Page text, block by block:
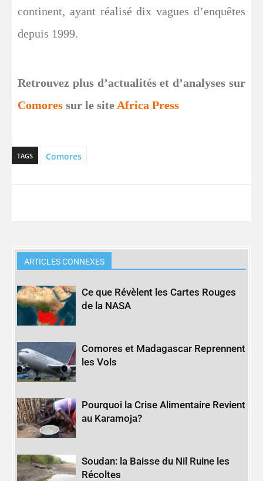
continent, ayant réalisé dix vagues d’enquêtes
depuis 1999.
Retrouvez plus d’actualités et d’analyses sur
Comores sur le siteAfrica Press
TAGS Comores
ARTICLES CONNEXES
Ce que Révèlent les Cartes Rouges
de la NASA
Comores et Madagascar Reprennent
les Vols
Pourquoi la Crise Alimentaire Revient
au Karamoja?
Soudan: la Baisse du Nil Ruine les
Récoltes